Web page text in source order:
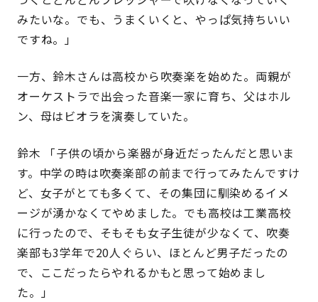
みたいな。でも、うまくいくと、やっぱ気持ちいい
ですね。」
一方、鈴木さんは高校から吹奏楽を始めた。両親が
オーケストラで出会った音楽一家に育ち、父はホル
ン、母はビオラを演奏していた。
鈴木 「子供の頃から楽器が身近だったんだと思いま
す。中学の時は吹奏楽部の前まで行ってみたんですけ
ど、女子がとても多くて、その集団に馴染めるイメ
ージが湧かなくてやめました。でも高校は工業高校
に行ったので、そもそも女子生徒が少なくて、吹奏
楽部も3学年で20人ぐらい、ほとんど男子だったの
で、ここだったらやれるかもと思って始めまし
た。」